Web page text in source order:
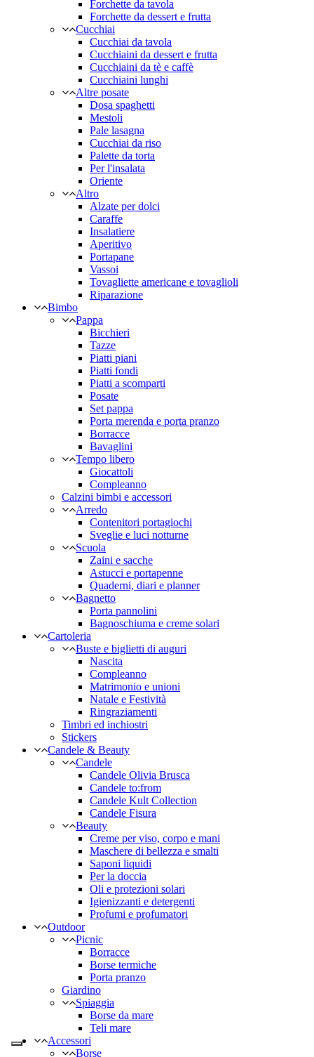
Forchette da tavola
Forchette da dessert e frutta
Cucchiai
Cucchiai da tavola
Cucchiaini da dessert e frutta
Cucchiaini da tè e caffè
Cucchiaini lunghi
Altre posate
Dosa spaghetti
Mestoli
Pale lasagna
Cucchiai da riso
Palette da torta
Per l'insalata
Oriente
Altro
Alzate per dolci
Caraffe
Insalatiere
Aperitivo
Portapane
Vassoi
Tovagliette americane e tovaglioli
Riparazione
Bimbo
Pappa
Bicchieri
Tazze
Piatti piani
Piatti fondi
Piatti a scomparti
Posate
Set pappa
Porta merenda e porta pranzo
Borracce
Bavaglini
Tempo libero
Giocattoli
Compleanno
Calzini bimbi e accessori
Arredo
Contenitori portagiochi
Sveglie e luci notturne
Scuola
Zaini e sacche
Astucci e portapenne
Quaderni, diari e planner
Bagnetto
Porta pannolini
Bagnoschiuma e creme solari
Cartoleria
Buste e biglietti di auguri
Nascita
Compleanno
Matrimonio e unioni
Natale e Festività
Ringraziamenti
Timbri ed inchiostri
Stickers
Candele & Beauty
Candele
Candele Olivia Brusca
Candele to:from
Candele Kult Collection
Candele Fisura
Beauty
Creme per viso, corpo e mani
Maschere di bellezza e smalti
Saponi liquidi
Per la doccia
Oli e protezioni solari
Igienizzanti e detergenti
Profumi e profumatori
Outdoor
Picnic
Borracce
Borse termiche
Porta pranzo
Giardino
Spiaggia
Borse da mare
Teli mare
Accessori
Borse